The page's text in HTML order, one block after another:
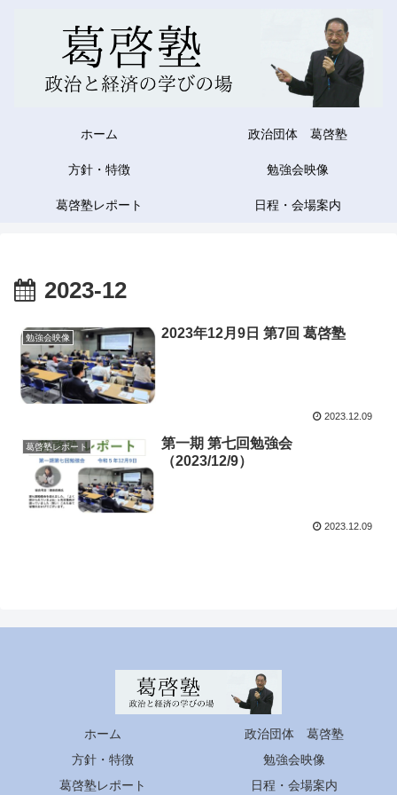
ホーム 政治団体 葛啓塾
方針・特徴 勉強会映像
葛啓塾レポート 日程・会場案内
2023-12
勉強会映像 2023年12月9日 第7回 葛啓塾
2023.12.09
葛啓塾レポート
第一期 第七回勉強会
（2023/12/9）
2023.12.09
ホーム
政治団体 葛啓塾
方針・特徴
勉強会映像
葛啓塾レポート
日程・会場案内